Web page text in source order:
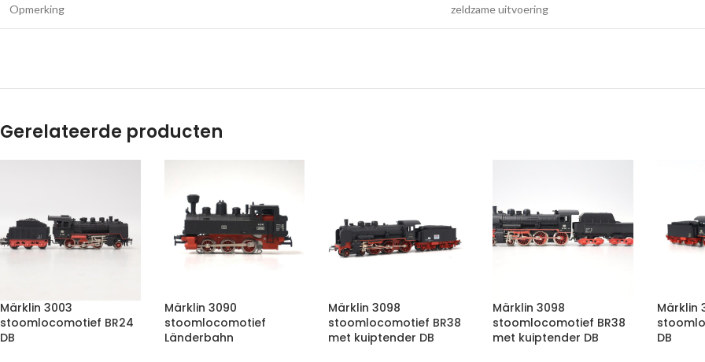
Opmerking zeldzame uitvoering
Gerelateerde producten
Märklin 3003
stoomlocomotief BR24
DB
Märklin 3090
stoomlocomotief
Länderbahn
Märklin 3098
stoomlocomotief BR38
met kuiptender DB
Märklin 3098
stoomlocomotief BR38
met kuiptender DB
Märklin
DB